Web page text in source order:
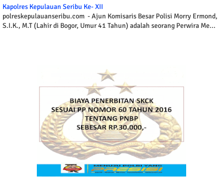
Kapolres Kepulauan Seribu Ke- XII
polreskepulauanseribu.com - Ajun Komisaris Besar Polisi Morry Ermond,
S.I.K., M.T (Lahir di Bogor, Umur 41 Tahun) adalah seorang Perwira Me...